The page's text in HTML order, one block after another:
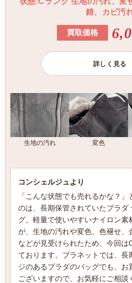
錆、カビ汚
買取価格
詳しく見る
生地の汚れ 変色
コンシェルジュより
「こんな状態でも売れるかな？
のは、長期保管されていたプラダ
グ。軽量で使いやすいナイロン素
が、生地の汚れや変色、色褪せ、
などが見受けられたため、今回は
ております。ブラネットでは、長
ジのあるプラダのバッグでも、お
ございますので、お気軽にご相談